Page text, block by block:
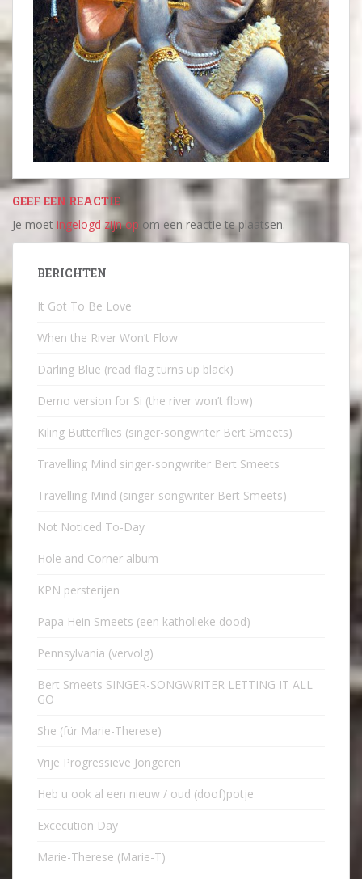
GEEF EEN REACTIE
Je moet ingelogd zijn op om een reactie te plaatsen.
BERICHTEN
It Got To Be Love
When the River Won’t Flow
Darling Blue (read flag turns up black)
Demo version for Si (the river won’t flow)
Kiling Butterflies (singer-songwriter Bert Smeets)
Travelling Mind singer-songwriter Bert Smeets
Travelling Mind (singer-songwriter Bert Smeets)
Not Noticed To-Day
Hole and Corner album
KPN persterijen
Papa Hein Smeets (een katholieke dood)
Pennsylvania (vervolg)
Bert Smeets SINGER-SONGWRITER LETTING IT ALL
GO
She (für Marie-Therese)
Vrije Progressieve Jongeren
Heb u ook al een nieuw / oud (doof)potje
Excecution Day
Marie-Therese (Marie-T)